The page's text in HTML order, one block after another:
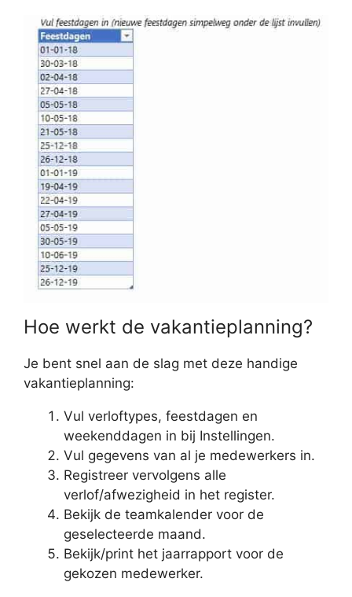
Hoe werkt de vakantieplanning?
Je bent snel aan de slag met deze handige
vakantieplanning:
Vul verloftypes, feestdagen en
weekenddagen in bij Instellingen.
Vul gegevens van al je medewerkers in.
Registreer vervolgens alle
verlof/afwezigheid in het register.
Bekijk de teamkalender voor de
geselecteerde maand.
Bekijk/print het jaarrapport voor de
gekozen medewerker.